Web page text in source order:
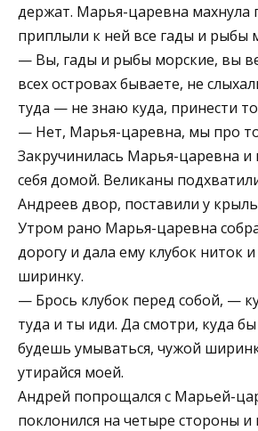
держат. Марья-царевна махнула
приплыли к ней все гады и рыбы
— Вы, гады и рыбы морские, вы
всех островах бываете, не
туда — не знаю куда, принести
— Нет, Марья-царевна, мы про
Закручинилась Марья-царевна и
себя домой. Великаны
Андреев двор, поставили у
Утром рано Марья-царевна
дорогу и дала ему клубок ниток
ширинку.
— Брось клубок перед собой, —
туда и ты иди. Да смотри, куда
будешь умываться, чужой
утирайся моей.
Андрей попрощался с Марьей-
поклонился на четыре стороны и